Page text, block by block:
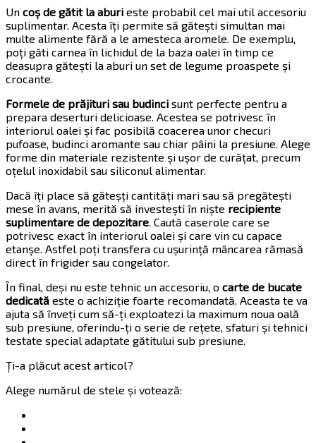
Un coș de gătit la aburi este probabil cel mai util accesoriu
suplimentar. Acesta îți permite să gătești simultan mai
multe alimente fără a le amesteca aromele. De exemplu,
poți găti carnea în lichidul de la baza oalei în timp ce
deasupra gătești la aburi un set de legume proaspete și
crocante.
Formele de prăjituri sau budinci sunt perfecte pentru a
prepara deserturi delicioase. Acestea se potrivesc în
interiorul oalei și fac posibilă coacerea unor checuri
pufoase, budinci aromante sau chiar pâini la presiune. Alege
forme din materiale rezistente și ușor de curățat, precum
oțelul inoxidabil sau siliconul alimentar.
Dacă îți place să găteșți cantități mari sau să pregătești
mese în avans, merită să investești în niște recipiente
suplimentare de depozitare . Caută caserole care se
potrivesc exact în interiorul oalei și care vin cu capace
etanșe. Astfel poți transfera cu ușurință mâncarea rămasă
direct în frigider sau congelator.
În final, deși nu este tehnic un accesoriu, o carte de bucate
dedicată este o achiziție foarte recomandată. Aceasta te va
ajuta să înveți cum să-ți exploatezi la maximum noua oală
sub presiune, oferindu-ți o serie de rețete, sfaturi și tehnici
testate special adaptate gătitului sub presiune.
Ți-a plăcut acest articol?
Alege numărul de stele și votează: